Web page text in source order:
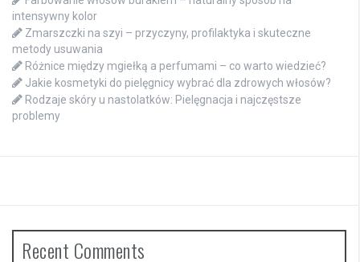
intensywny kolor
Zmarszczki na szyi – przyczyny, profilaktyka i skuteczne
metody usuwania
Różnice między mgiełką a perfumami – co warto wiedzieć?
Jakie kosmetyki do pielęgnicy wybrać dla zdrowych włosów?
Rodzaje skóry u nastolatków: Pielęgnacja i najczęstsze
problemy
Recent Comments